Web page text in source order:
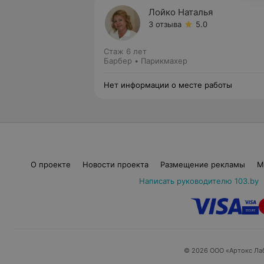
Лойко Наталья
3 отзыва 5.0
Стаж 6 лет
Барбер • Парикмахер
Нет информации о месте работы
О проекте Новости проекта Размещение рекламы
Написать руководителю 103.by
© 2026 ООО «Артокс